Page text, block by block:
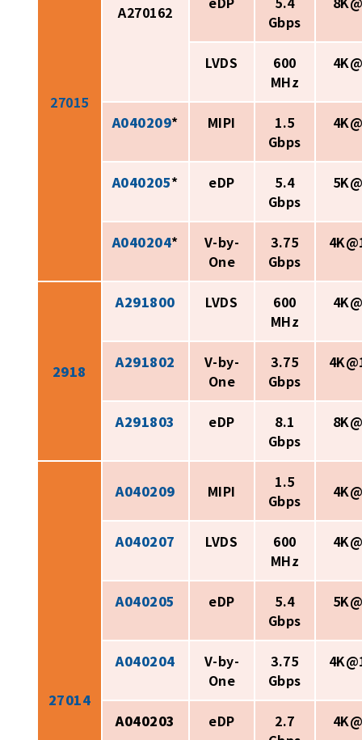
27015
A270162
Gbps
LVDS
600
MHz
A040209* MIPI
1.5
Gbps
A040205* eDP
5.4
Gbps
A040204*
V-by-
One
3.75
Gbps
2918
A291800 LVDS
600
MHz
A291802
V-by-
One
3.75
Gbps
A291803 eDP
8.1
Gbps
27014
A040209 MIPI
1.5
Gbps
A040207 LVDS
600
MHz
A040205 eDP
5.4
Gbps
A040204
V-by-
One
3.75
Gbps
A040203 eDP
2.7